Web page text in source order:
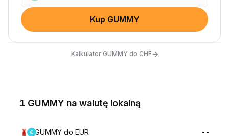
Kup GUMMY
Kalkulator GUMMY do CHF→
1 GUMMY na walutę lokalną
GUMMY do EUR --